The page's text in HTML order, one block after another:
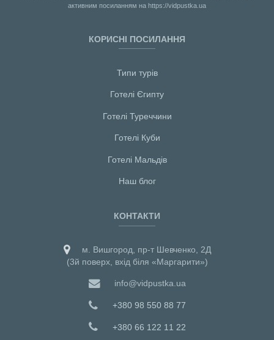
активним посиланням на https://vidpustka.ua
КОРИСНІ ПОСИЛАННЯ
Типи турів
Готелі Єгипту
Готелі Туреччини
Готелі Куби
Готелі Мальдiв
Наш блог
КОНТАКТИ
м. Вишгород, пр-т Шевченко, 2Д
(3й поверх, вхід біля «Маргарити»)
info@vidpustka.ua
+380 98 550 88 77
+380 66 122 11 22